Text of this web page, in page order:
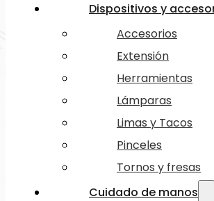
Dispositivos y
Accesorios
Extensión
Herramientas
Lámparas
Limas y Tacos
Pinceles
Tornos y fresas
Cuidado de manos